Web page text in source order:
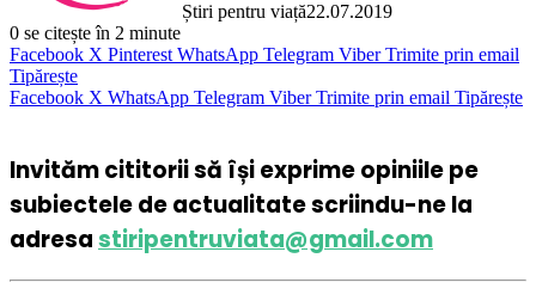
Știri pentru viață22.07.2019
0 se citește în 2 minute
Facebook X Pinterest WhatsApp Telegram Viber Trimite prin email
Tipărește
Facebook X WhatsApp Telegram Viber Trimite prin email Tipărește
Invităm cititorii să își exprime opiniile pe
subiectele de actualitate scriindu-ne la
adresastiripentruviata@gmail.com